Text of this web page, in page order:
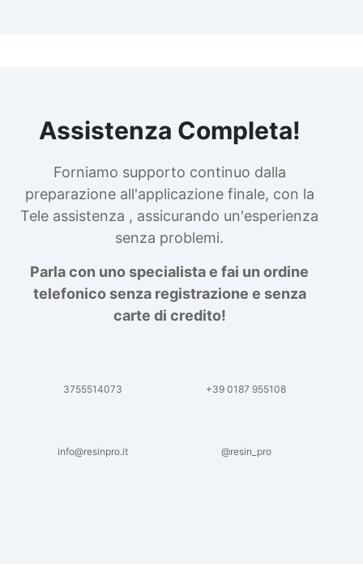
Assistenza Completa!
Forniamo supporto continuo dalla
preparazione all'applicazione finale, con la
Tele assistenza , assicurando un'esperienza
senza problemi.
Parla con uno specialista e fai un ordine
telefonico senza registrazione e senza
carte di credito!
3755514073 +39 0187 955108
info@resinpro.it @resin_pro